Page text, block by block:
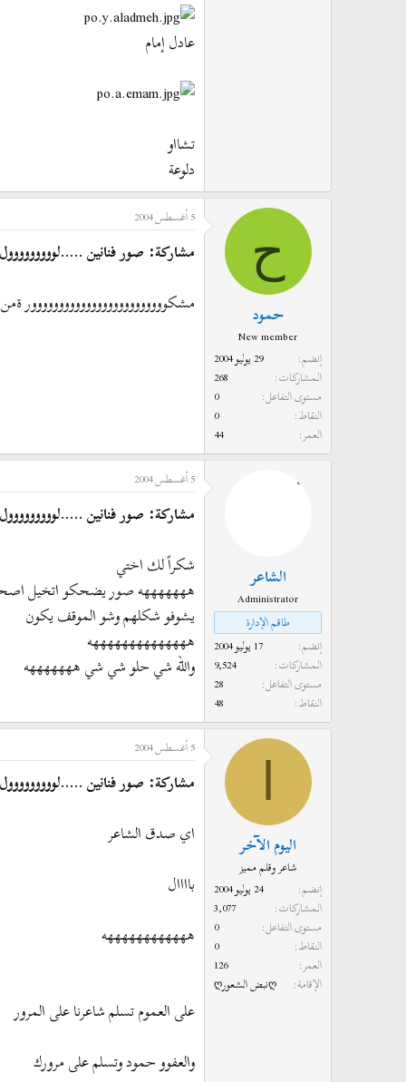
عادل إمام
تشااو
دلوعة
ح
حمود
New member
إنضم
29 يوليو 2004
المشاركات
268
مستوى التفاعل
0
النقاط
0
العمر
44
5 أغسطس 2004
مشاركة: صور فنانين
مشكووووووووووووووووووووووووور
الشاعر
Administrator
طاقم الإدارة
إنضم
17 يوليو 2004
المشاركات
9,524
مستوى التفاعل
28
النقاط
48
5 أغسطس 2004
مشاركة: صور فنانين
شكراً لك اختي
هههههههه صور يضحكو اتخيل
يشوفو شكلهم وشو الموقف يكون
ههههههههههههههه
والله شي حلو شي شي هههههههه
اليوم الآخر
شاعر وقلم مميز
إنضم
24 يوليو 2004
المشاركات
3,077
مستوى التفاعل
0
النقاط
0
العمر
126
الإقامة
ღنبض الشعورღ
5 أغسطس 2004
مشاركة: صور فنانين
اي صدق الشاعر
باااال
ههههههههههههه
على العموم تسلم شاعرنا على المرور
والعفوو حمود وتسلم على مرورك